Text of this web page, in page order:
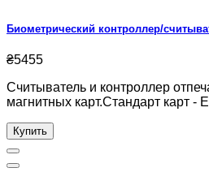
Биометрический контроллер/
₴5455
Считыватель и контроллер
магнитных карт.Стандарт карт -
Купить